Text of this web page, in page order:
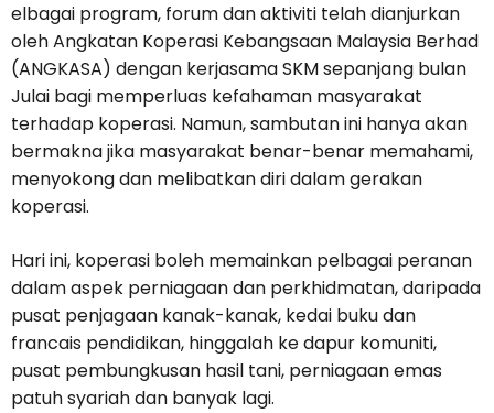
elbagai program, forum dan aktiviti telah dianjurkan
oleh Angkatan Koperasi Kebangsaan Malaysia Berhad
(ANGKASA) dengan kerjasama SKM sepanjang bulan
Julai bagi memperluas kefahaman masyarakat
terhadap koperasi. Namun, sambutan ini hanya akan
bermakna jika masyarakat benar-benar memahami,
menyokong dan melibatkan diri dalam gerakan
koperasi.
Hari ini, koperasi boleh memainkan pelbagai peranan
dalam aspek perniagaan dan perkhidmatan, daripada
pusat penjagaan kanak-kanak, kedai buku dan
francais pendidikan, hinggalah ke dapur komuniti,
pusat pembungkusan hasil tani, perniagaan emas
patuh syariah dan banyak lagi.